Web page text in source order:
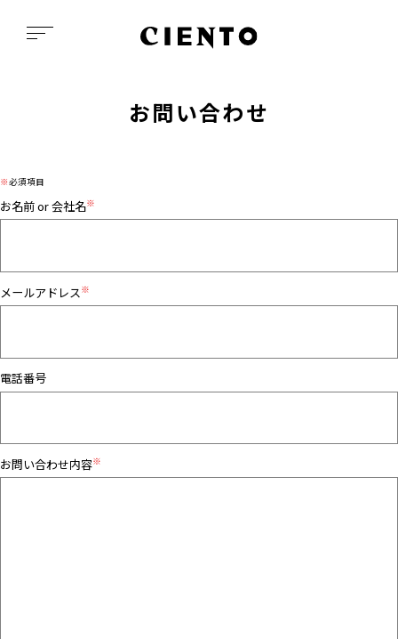
お問い合わせ
※必須項目
お名前 or 会社名※
メールアドレス ※
電話番号
お問い合わせ内容※